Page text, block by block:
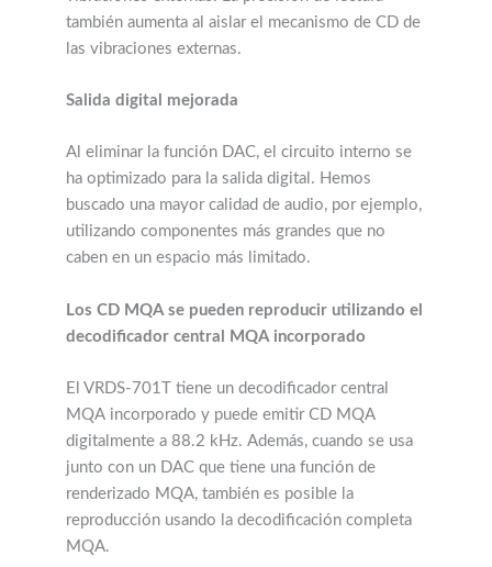
también aumenta al aislar el mecanismo de CD de
las vibraciones externas.
Salida digital mejorada
Al eliminar la función DAC, el circuito interno se
ha optimizado para la salida digital. Hemos
buscado una mayor calidad de audio, por ejemplo,
utilizando componentes más grandes que no
caben en un espacio más limitado.
Los CD MQA se pueden reproducir utilizando el
decodificador central MQA incorporado
El VRDS-701T tiene un decodificador central
MQA incorporado y puede emitir CD MQA
digitalmente a 88.2 kHz. Además, cuando se usa
junto con un DAC que tiene una función de
renderizado MQA, también es posible la
reproducción usando la decodificación completa
MQA.